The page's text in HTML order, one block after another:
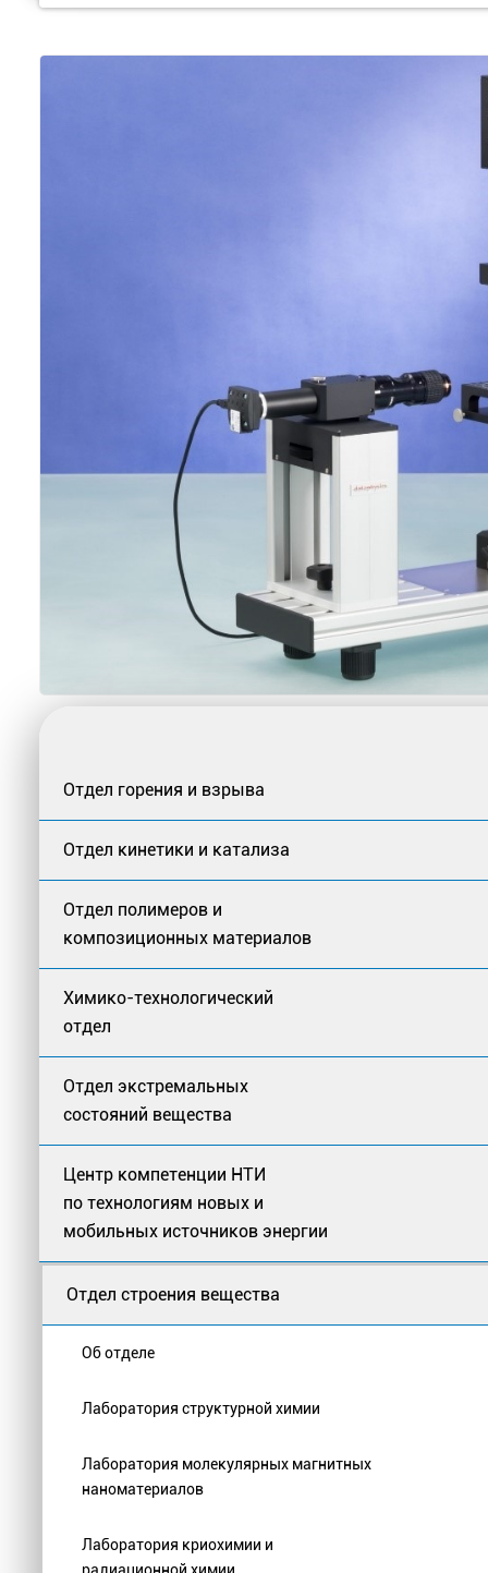
Отдел горения и взрыва
Отдел кинетики и катализа
Отдел полимеров и
композиционных материалов
Химико-технологический
отдел
Отдел экстремальных
состояний вещества
Центр компетенции НТИ
по технологиям новых и
мобильных источников энергии
Отдел строения вещества
Об отделе
Лаборатория структурной химии
Лаборатория молекулярных магнитных
наноматериалов
Лаборатория криохимии и